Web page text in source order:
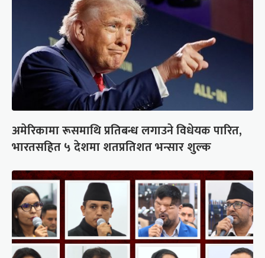
अमेरिकामा रूसमाथि प्रतिबन्ध लगाउने विधेयक पारित,
भारतसहित ५ देशमा शतप्रतिशत भन्सार शुल्क